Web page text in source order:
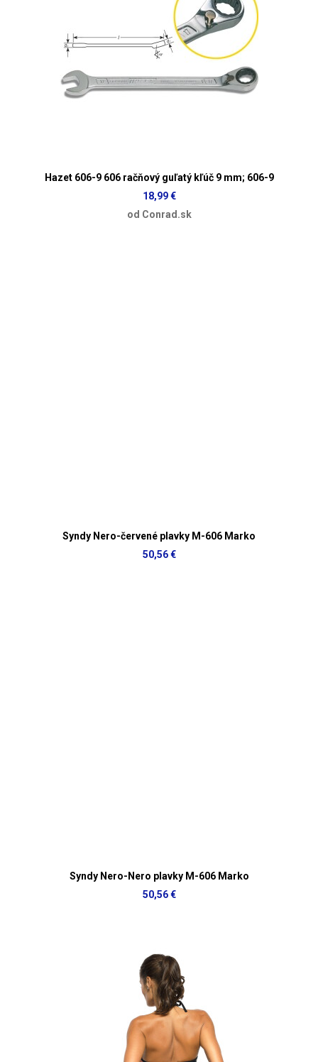
Hazet 606-9 606 račňový guľatý kľúč 9 mm; 606-9
18,99 €
od Conrad.sk
Syndy Nero-červené plavky M-606 Marko
50,56 €
Syndy Nero-Nero plavky M-606 Marko
50,56 €